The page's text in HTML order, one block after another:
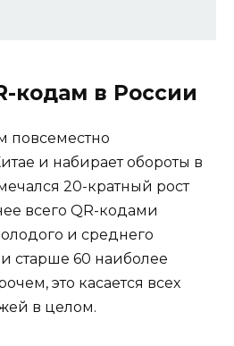
кодам в России
повсеместно
и набирает обороты в
20-кратный рост
всего QR-кодами
и среднего
старше 60 наиболее
это касается всех
в целом.